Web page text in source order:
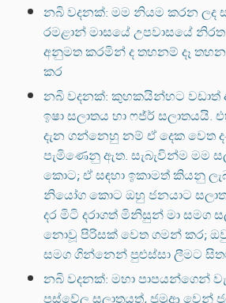
නබි වදනක්: මම නියම කරන ලද
රමළාන් මාසයේ උපවාසයේ
අනුමත කරමින් ද තහනම් දෑ
කර
නබි වදනක්: කුහකයින්හට වඩාත්
ඉෂා සලාතය හා ෆජ්ර්
දැන ගන්නෙහු නම් ඒ දෙක
පැමිණෙනු ඇත. සැබැවින්ම මම
කොට; ඒ සඳහා ඉකාමත් කියනු
නියෝග කොට ඔහු ජනයාට
දර මිටි දරාගත් මිනිසුන් මා සමග
නොවූ පිරිසක් වෙත ගමන් කර;
සමග ගින්නෙන් පුළුස්සා ලීමට
නබි වදනක්: මහා පාපයන්ගෙන්